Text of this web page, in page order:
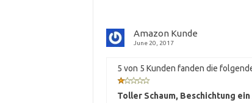
Amazon Kunde
June 20, 2017
5 von 5 Kunden fanden die
Toller Schaum, Beschichtung